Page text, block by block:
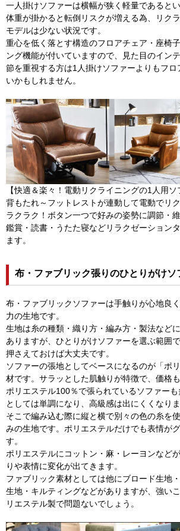
一人掛けソファーは横幅が狭く軽量であると
体重が掛かると転倒リスクが増える為、リク
モデルは少ない状況です。
重心を低く落とす構造のフロアチェア・座椅
ング機能が付いていますので、見た目のイン
節を重視する方は1人掛けソファーよりもフロ
いかもしれません。
【快適＆楽々！電動リクライニングの1人用ソ
背もたれ～フットレストが連動して電動でリ
ラクラク！ボタン一つで好みの姿勢に調節・
鑑賞・読書・うたた寝などリラクゼーション
ます。
布・ファブリック張りのひとりがけソ
布・ファブリックソファーは手触りが心地良
力の生地です。
生地は糸の種類・織り方・編み方・製法など
ありますが、ひとりがけソファーを選ぶ範囲
押さえておけば大丈夫です。
ソファーの張地としてベースになるのが「ポ
材です。サラッとした肌触りが特徴で、価格も
ポリエステル100％で張られているソファー
としては単調になり、高級感は出にくくなりま
そこで編み込む際に縦と横で別々の色の糸を
みの生地です。ポリエステルだけでも表情が
す。
ポリエステルにコットン・麻・レーヨンなど
りや表情に変化が出てきます。
ファブリック素材としては他にブロード生地
生地・キルティングなどがありますが、強い
リエステル製で問題ないでしょう。